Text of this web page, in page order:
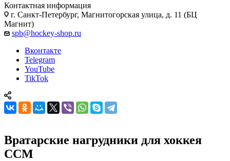
Контактная информация
г. Санкт-Петербург, Магнитогорская улица, д. 11 (БЦ
Магнит)
spb@hockey-shop.ru
Вконтакте
Telegram
YouTube
TikTok
Вратарские нагрудники для хоккея
CCM